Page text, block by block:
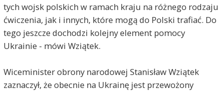
tych wojsk polskich w ramach kraju na różnego rodzaju
ćwiczenia, jak i innych, które mogą do Polski trafiać. Do
tego jeszcze dochodzi kolejny element pomocy
Ukrainie - mówi Wziątek.
Wiceminister obrony narodowej Stanisław Wziątek
zaznaczył, że obecnie na Ukrainę jest przewożony